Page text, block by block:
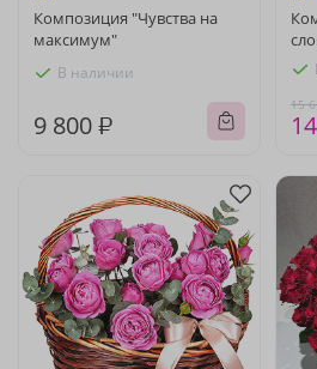
Композиция "Чувства на
максимум"
В наличии
9 800 ₽
15